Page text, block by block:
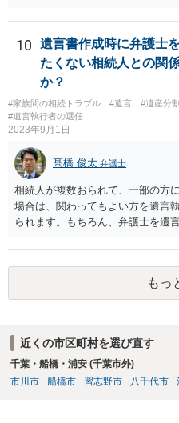
誘導しかしてこないと思います。
10
遺言書作成時に弁護士
たくない相続人との関
か？
#家族間の相続トラブル #遺言 #遺産分割
#遺言執行者の選任
2023年9月1日
髙橋 俊太 弁護士
相続人が複数おられて、一部の方
場合は、関わってもよい方を遺言
られます。もちろん、弁護士を遺
方に再委任の権限を付与しておく
士に直接ご相談されることをお勧
もっ
近くの市区町村を選び直す
千葉・船橋・浦安 (千葉市外)
市川市
船橋市 習志野市 八千代市